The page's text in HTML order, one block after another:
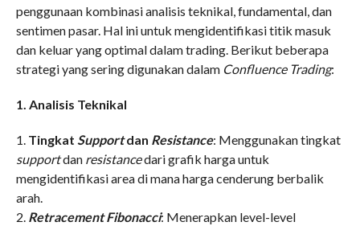
penggunaan kombinasi analisis teknikal, fundamental, dan
sentimen pasar. Hal ini untuk mengidentifikasi titik masuk
dan keluar yang optimal dalam trading. Berikut beberapa
strategi yang sering digunakan dalam Confluence Trading:
1. Analisis Teknikal
1. Tingkat Supportdan Resistance: Menggunakan tingkat
supportdan resistancedari grafik harga untuk
mengidentifikasi area di mana harga cenderung berbalik
arah.
2. Retracement Fibonacci: Menerapkan level-level